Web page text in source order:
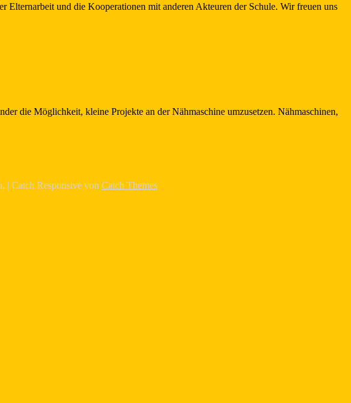
und die Kooperationen mit anderen Akteuren der Schule. Wir freuen uns
die Möglichkeit, kleine Projekte an der Nähmaschine umzusetzen. Nähmaschinen,
| Catch Responsive von Catch Themes